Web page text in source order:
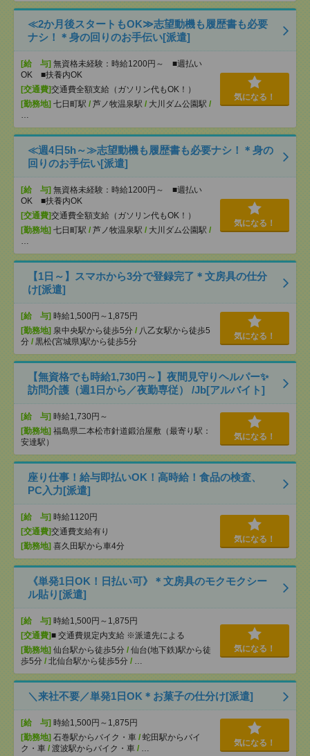
≪2か月後スタートもOK≫志望動機も履歴書も必要
ナシ！＊身の回りのお手伝い[派遣]
[給 与] 無資格未経験：時給1200円～ ■週払い
OK ■扶養内OK
[交通費]交通費全額支給（ガソリン代もOK！）
[勤務地] 七日町駅 / 芦ノ牧温泉駅 / 大川ダム公園駅 /
…
気になる！
≪週4日5h～≫志望動機も履歴書も必要ナシ！＊身の
回りのお手伝い[派遣]
[給 与] 無資格未経験：時給1200円～ ■週払い
OK ■扶養内OK
[交通費]交通費全額支給（ガソリン代もOK！）
[勤務地] 七日町駅 / 芦ノ牧温泉駅 / 大川ダム公園駅 /
…
気になる！
【1日～】スマホから3分で登録完了＊文房具の仕分
け[派遣]
[給 与] 時給1,500円～1,875円
[勤務地] 泉中央駅から徒歩5分 / 八乙女駅から徒歩5
分 / 黒松(宮城県)駅から徒歩5分
気になる！
【無資格でも時給1,730円～】夜間見守りヘルパー✨
訪問介護（週1日から／夜勤専従） /Jb[アルバイト]
[給 与] 時給1,730円～
[勤務地] 福島県二本松市針道鍛治屋敷（最寄り駅：
安達駅）
気になる！
座り仕事！給与即払いOK！高時給！食品の検査、
PC入力[派遣]
[給 与] 時給1120円
[交通費]交通費支給有り
[勤務地] 喜久田駅から車4分
気になる！
《単発1日OK！日払い可》＊文房具のモクモクシー
ル貼り[派遣]
[給 与] 時給1,500円～1,875円
[交通費]■ 交通費規定内支給 ※派遣先による
[勤務地] 仙台駅から徒歩5分 / 仙台(地下鉄)駅から徒
歩5分 / 北仙台駅から徒歩5分 / …
気になる！
＼来社不要／単発1日OK＊お菓子の仕分け[派遣]
[給 与] 時給1,500円～1,875円
[勤務地] 石巻駅からバイク・車 / 蛇田駅からバイ
ク・車 / 渡波駅からバイク・車 / …
気になる！